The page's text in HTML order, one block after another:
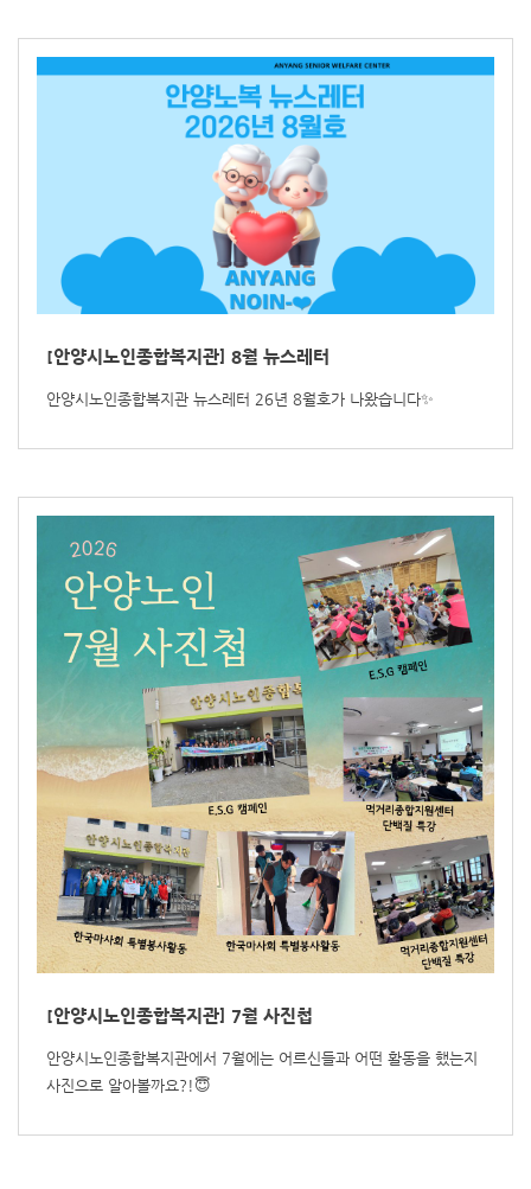
[안양시노인종합복지관] 8월 뉴스레터
안양시노인종합복지관 뉴스레터 26년 8월호가 나왔습니다✨
[안양시노인종합복지관] 7월 사진첩
안양시노인종합복지관에서 7월에는 어르신들과 어떤 활동을 했는지
사진으로 알아볼까요?!😇